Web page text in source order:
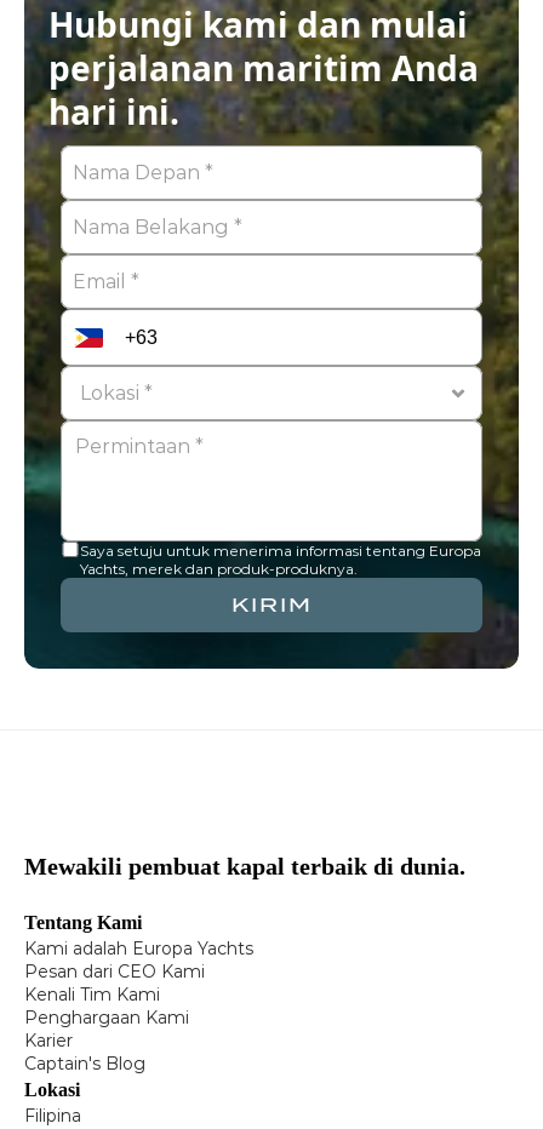
Hubungi kami dan mulai
perjalanan maritim Anda
hari ini.
Saya setuju untuk menerima informasi tentang Europa
Yachts, merek dan produk-produknya.
KIRIM
Mewakili pembuat kapal terbaik di dunia.
Tentang Kami
Kami adalah Europa Yachts
Pesan dari CEO Kami
Kenali Tim Kami
Penghargaan Kami
Karier
Captain's Blog
Lokasi
Filipina